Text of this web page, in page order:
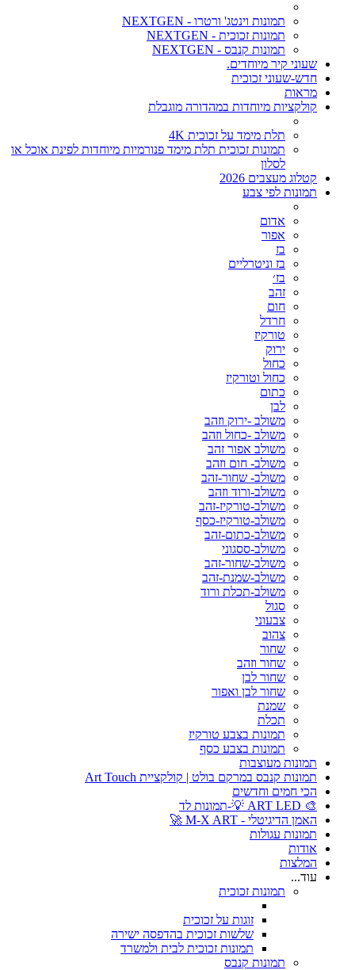
תמונות וינטג' ורטרו - NEXTGEN
תמונות זכוכית - NEXTGEN
תמונות קנבס - NEXTGEN
שעוני קיר מיוחדים.
חדש-שעוני זכוכית
מראות
קולקציות מיוחדות במהדורה מוגבלת
תלת מימד על זכוכית 4K
תמונות זכוכית תלת מימד פנורמיות מיוחדות לפינת אוכל או
לסלון
קטלוג מעצבים 2026
תמונות לפי צבע
אדום
אפור
בז
בז וניטרליים
בז׳
זהב
חום
חרדל
טורקיז
ירוק
כחול
כחול וטורקיז
כתום
לבן
משולב -ירוק וזהב
משולב -כחול וזהב
משולב אפור זהב
משולב- חום וזהב
משולב- שחור-זהב
משולב-ורוד וזהב
משולב-טורקיז-זהב
משולב-טורקיז-כסף
משולב-כתום-זהב
משולב-ססגוני
משולב-שחור-זהב
משולב-שמנת-זהב
משולב-תכלת ורוד
סגול
צבעוני
צהוב
שחור
שחור וזהב
שחור לבן
שחור לבן ואפור
שמנת
תכלת
תמונות בצבע טורקיז
תמונות בצבע כסף
תמונות מעוצבות
תמונות קנבס במרקם בולט | קולקציית Art Touch
הכי חמים וחדשים
🎨 ART LED 💡-תמונות לד
האמן הדיגיטלי - M-X ART 🚀
תמונות עגולות
אודות
המלצות
עוד...
תמונות זכוכית
זוגות על זכוכית
שלשות זכוכית בהדפסה ישירה
תמונות זכוכית לבית ולמשרד
תמונות קנבס